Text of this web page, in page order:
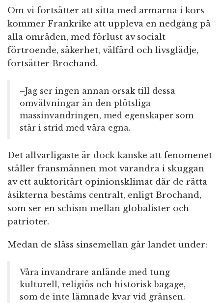
Om vi fortsätter att sitta med armarna i kors
kommer Frankrike att uppleva en nedgång på
alla områden, med förlust av socialt
förtroende, säkerhet, välfärd och livsglädje,
fortsätter Brochand.
–Jag ser ingen annan orsak till dessa
omvälvningar än den plötsliga
massinvandringen, med egenskaper som
står i strid med våra egna.
Det allvarligaste är dock kanske att fenomenet
ställer fransmännen mot varandra i skuggan
av ett auktoritärt opinionsklimat där de rätta
åsikterna bestäms centralt, enligt Brochand,
som ser en schism mellan globalister och
patrioter.
Medan de slåss sinsemellan går landet under:
Våra invandrare anlände med tung
kulturell, religiös och historisk bagage,
som de inte lämnade kvar vid gränsen.